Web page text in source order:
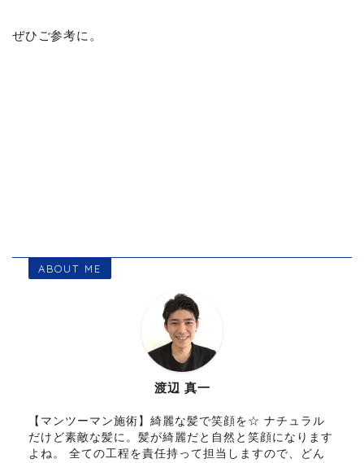
ぜひご参考に。
ABOUT ME
渡辺 真一
【マンツーマン施術】綺麗な髪で笑顔を☆ ナチュラル
だけど素敵な髪に。髪が綺麗だと自然と笑顔になります
よね。 全ての工程を責任持って担当しますので、どん